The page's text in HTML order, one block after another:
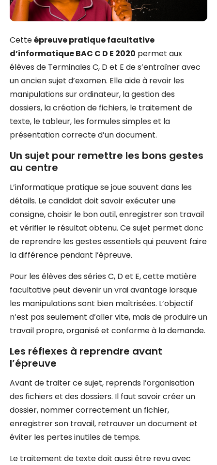
Cetteépreuve pratique facultative
d’informatique BAC C D E 2020 permet aux
élèves de Terminales C, D et E de s’entraîner avec
un ancien sujet d’examen. Elle aide à revoir les
manipulations sur ordinateur, la gestion des
dossiers, la création de fichiers, le traitement de
texte, le tableur, les formules simples et la
présentation correcte d’un document.
Un sujet pour remettre les bons gestes
au centre
L’informatique pratique se joue souvent dans les
détails. Le candidat doit savoir exécuter une
consigne, choisir le bon outil, enregistrer son travail
et vérifier le résultat obtenu. Ce sujet permet donc
de reprendre les gestes essentiels qui peuvent faire
la différence pendant l’épreuve.
Pour les élèves des séries C, D et E, cette matière
facultative peut devenir un vrai avantage lorsque
les manipulations sont bien maîtrisées. L’objectif
n’est pas seulement d’aller vite, mais de produire un
travail propre, organisé et conforme à la demande.
Les réflexes à reprendre avant
l’épreuve
Avant de traiter ce sujet, reprends l’organisation
des fichiers et des dossiers. Il faut savoir créer un
dossier, nommer correctement un fichier,
enregistrer son travail, retrouver un document et
éviter les pertes inutiles de temps.
Le traitement de texte doit aussi être revu avec